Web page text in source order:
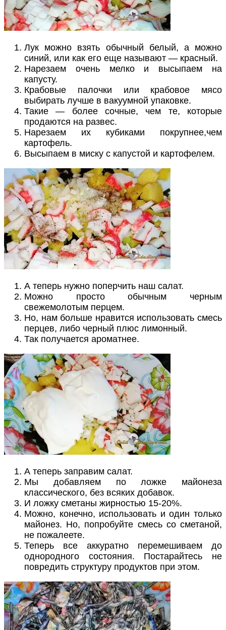
Лук можно взять обычный белый, а можно
синий, или как его еще называют — красный.
Нарезаем очень мелко и высыпаем на
капусту.
Крабовые палочки или крабовое мясо
выбирать лучше в вакуумной упаковке.
Такие — более сочные, чем те, которые
продаются на развес.
Нарезаем их кубиками покрупнее,чем
картофель.
Высыпаем в миску с капустой и картофелем.
А теперь нужно поперчить наш салат.
Можно просто обычным черным
свежемолотым перцем.
Но, нам больше нравится использовать смесь
перцев, либо черный плюс лимонный.
Так получается ароматнее.
А теперь заправим салат.
Мы добавляем по ложке майонеза
классического, без всяких добавок.
И ложку сметаны жирностью 15-20%.
Можно, конечно, использовать и один только
майонез. Но, попробуйте смесь со сметаной,
не пожалеете.
Теперь все аккуратно перемешиваем до
однородного состояния. Постарайтесь не
повредить структуру продуктов при этом.